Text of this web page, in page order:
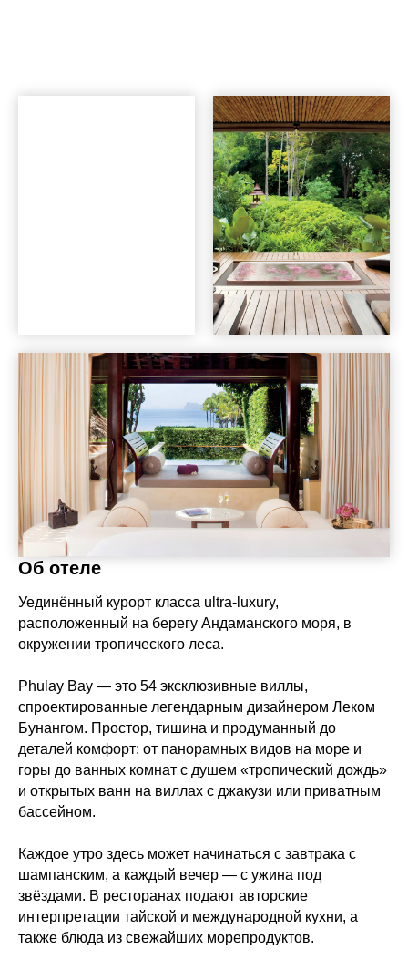
Об отеле
Уединённый курорт класса ultra-luxury,
расположенный на берегу Андаманского моря, в
окружении тропического леса.
Phulay Bay — это 54 эксклюзивные виллы,
спроектированные легендарным дизайнером Леком
Бунангом. Простор, тишина и продуманный до
деталей комфорт: от панорамных видов на море и
горы до ванных комнат с душем «тропический дождь»
и открытых ванн на виллах с джакузи или приватным
бассейном.
Каждое утро здесь может начинаться с завтрака с
шампанским, а каждый вечер — с ужина под
звёздами. В ресторанах подают авторские
интерпретации тайской и международной кухни, а
также блюда из свежайших морепродуктов.